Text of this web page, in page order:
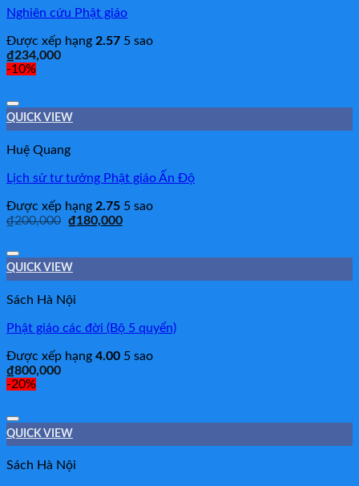
Nghiên cứu Phật giáo
Được xếp hạng 2.57 5 sao
₫234,000
-10%
Add to Wishlist
QUICK VIEW
Huệ Quang
Lịch sử tư tưởng Phật giáo Ấn Độ
Được xếp hạng 2.75 5 sao
₫200,000 ₫180,000
Add to Wishlist
QUICK VIEW
Sách Hà Nội
Phật giáo các đời (Bộ 5 quyển)
Được xếp hạng 4.00 5 sao
₫800,000
-20%
Add to Wishlist
QUICK VIEW
Sách Hà Nội